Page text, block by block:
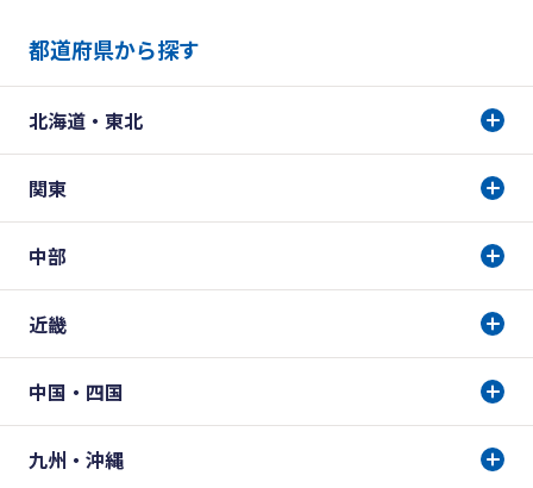
都道府県から探す
北海道・東北
関東
中部
近畿
中国・四国
九州・沖縄